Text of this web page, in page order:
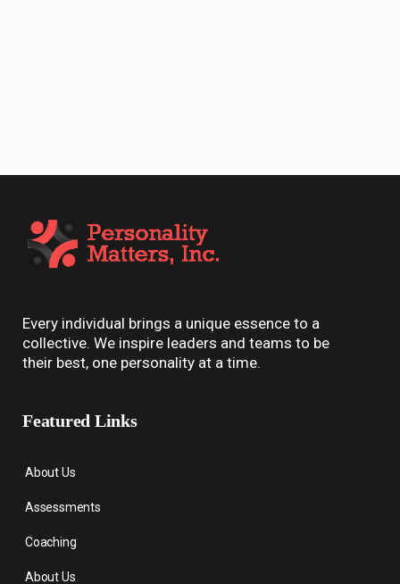
Every individual brings a unique essence to a
collective. We inspire leaders and teams to be
their best, one personality at a time.
Featured Links
About Us
Assessments
Coaching
About Us